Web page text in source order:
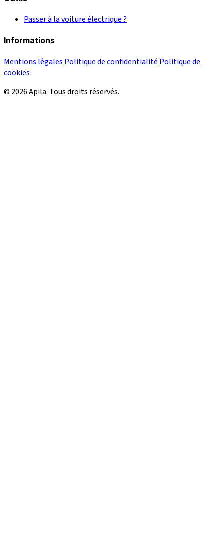
Passer à la voiture électrique ?
Informations
Mentions légales Politique de confidentialité Politique de
cookies
© 2026 Apila. Tous droits réservés.